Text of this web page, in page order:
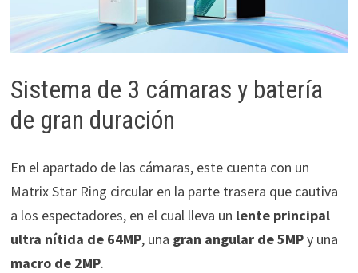
Sistema de 3 cámaras y batería
de gran duración
En el apartado de las cámaras, este cuenta con un
Matrix Star Ring circular en la parte trasera que cautiva
a los espectadores, en el cual lleva un lente principal
ultra nítida de 64MP, una gran angular de 5MPy una
macro de 2MP.